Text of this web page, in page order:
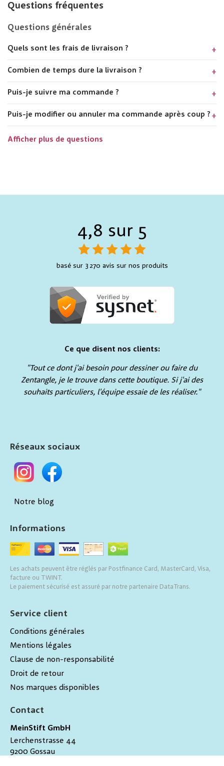
Questions fréquentes
Questions générales
Quels sont les frais de livraison ?
Combien de temps dure la livraison ?
Puis-je suivre ma commande ?
Puis-je modifier ou annuler ma commande après coup ?
Afficher plus de questions
4,8 sur 5
basé sur 3 270 avis sur nos produits
Ce que disent nos clients:
"Tout ce dont j'ai besoin pour dessiner ou faire du
Zentangle, je le trouve dans cette boutique. Si j'ai des
souhaits particuliers, l'équipe essaie de les réaliser."
Contact
MeinStift GmbH
Lerchenstrasse 44
9200 Gossau
Service client
Conditions générales
Mentions légales
Clause de non-responsabilité
Droit de retour
Nos marques disponibles
Informations
Les achats peuvent être réglés par Postfinance Card, MasterCard, Visa,
facture ou TWINT.
Le paiement sécurisé est assuré par notre partenaire DataTrans.
Réseaux sociaux
Notre blog